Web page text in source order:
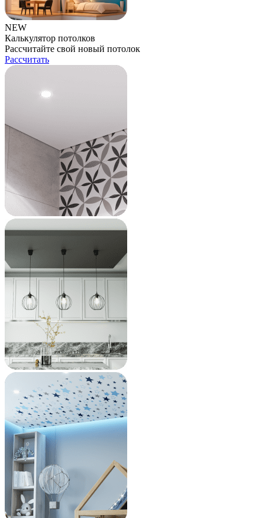
NEW
Калькулятор потолков
Рассчитайте свой новый потолок
Рассчитать